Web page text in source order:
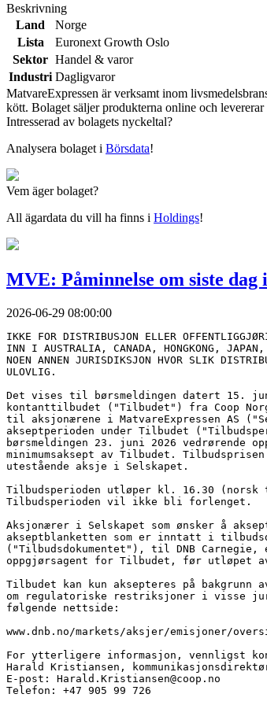
Beskrivning
Land
Norge
Lista
Euronext Growth Oslo
Sektor Handel & varor
Industri Dagligvaror
MatvareExpressen är verksamt inom
kött. Bolaget säljer produkterna online och
Intresserad av bolagets nyckeltal?
Analysera bolaget i Börsdata!
Vem äger bolaget?
All ägardata du vill ha finns i Holdings!
MVE: Påminnelse om siste
2026-06-29 08:00:00
IKKE FOR DISTRIBUSJON ELLER
INN I AUSTRALIA, CANADA, HONGKONG,
NOEN ANNEN JURISDIKSJON HVOR SLIK
ULOVLIG.
Det vises til børsmeldingen datert 15.
kontanttilbudet ("Tilbudet") fra Coop
til aksjonærene i MatvareExpressen AS
akseptperioden under Tilbudet
børsmeldingen 23. juni 2026 vedrørende
minimumsaksept av Tilbudet.
utestående aksje i Selskapet.
Tilbudsperioden utløper kl. 16.30
Tilbudsperioden vil ikke bli forlenget.
Aksjonærer i Selskapet som ønsker å
akseptblanketten som er inntatt i
("Tilbudsdokumentet"), til DNB Carnegie,
oppgjørsagent for Tilbudet, før utløpet
Tilbudet kan kun aksepteres på bakgrunn
om regulatoriske restriksjoner i visse
følgende nettside:
www.dnb.no/markets/aksjer/emisjoner/
For ytterligere informasjon, vennligst
Harald Kristiansen,
E-post: Harald.Kristiansen@coop.no
Telefon: +47 905 99 726